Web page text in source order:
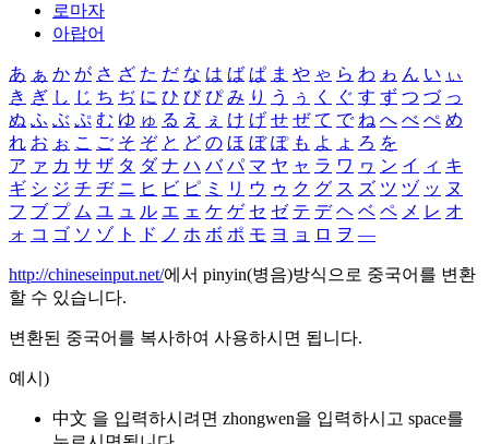
로마자
아랍어
あ ぁ か が さ ざ た だ な は ば ぱ ま や ゃ ら わ ゎ ん い ぃ
き ぎ し じ ち ぢ に ひ び ぴ み り う ぅ く ぐ す ず つ づ っ
ぬ ふ ぶ ぷ む ゆ ゅ る え ぇ け げ せ ぜ て で ね へ べ ぺ め
れ お ぉ こ ご そ ぞ と ど の ほ ぼ ぽ も よ ょ ろ を
ア ァ カ サ ザ タ ダ ナ ハ バ パ マ ヤ ャ ラ ワ ヮ ン イ ィ キ
ギ シ ジ チ ヂ ニ ヒ ビ ピ ミ リ ウ ゥ ク グ ス ズ ツ ヅ ッ ヌ
フ ブ プ ム ユ ュ ル エ ェ ケ ゲ セ ゼ テ デ ヘ ベ ペ メ レ オ
ォ コ ゴ ソ ゾ ト ド ノ ホ ボ ポ モ ヨ ョ ロ ヲ ―
http://chineseinput.net/에서 pinyin(병음)방식으로 중국어를 변환
할 수 있습니다.
변환된 중국어를 복사하여 사용하시면 됩니다.
예시)
中文 을 입력하시려면 zhongwen을 입력하시고 space를